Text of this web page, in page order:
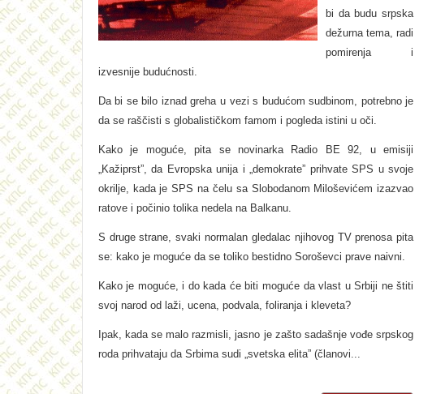
bi da budu srpska
dežurna tema, radi
pomirenja i
izvesnije budućnosti.
Da bi se bilo iznad greha u vezi s budućom sudbinom, potrebno je
da se raščisti s globalističkom famom i pogleda istini u oči.
Kako je moguće, pita se novinarka Radio BE 92, u emisiji
„Kažiprst”, da Evropska unija i „demokrate” prihvate SPS u svoje
okrilјe, kada je SPS na čelu sa Slobodanom Miloševićem izazvao
ratove i počinio tolika nedela na Balkanu.
S druge strane, svaki normalan gledalac njihovog TV prenosa pita
se: kako je moguće da se toliko bestidno Soroševci prave naivni.
Kako je moguće, i do kada će biti moguće da vlast u Srbiji ne štiti
svoj narod od laži, ucena, podvala, foliranja i kleveta?
Ipak, kada se malo razmisli, jasno je zašto sadašnje vođe srpskog
roda prihvataju da Srbima sudi „svetska elita” (članovi...